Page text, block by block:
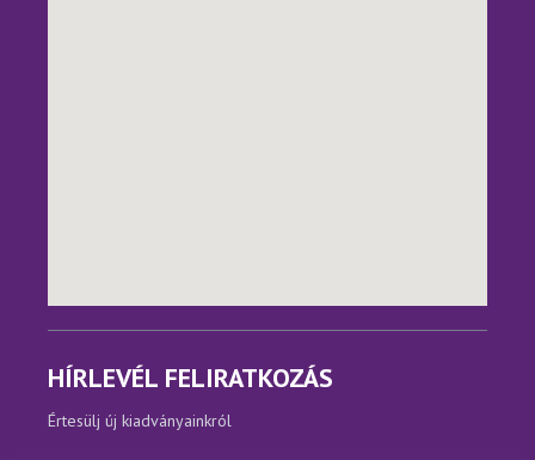
HÍRLEVÉL FELIRATKOZÁS
Értesülj új kiadványainkról